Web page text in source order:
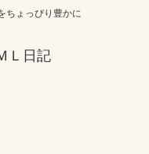
ょっぴり豊かに
Ｌ日記